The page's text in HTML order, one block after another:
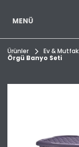
MENÜ
Ürünler Ev & Mutfak
Örgü Banyo Seti